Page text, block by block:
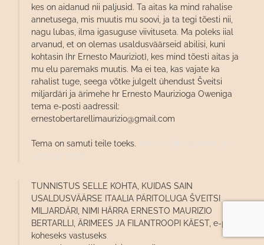
kes on aidanud nii paljusid. Ta aitas ka mind rahalise
annetusega, mis muutis mu soovi, ja ta tegi tõesti nii,
nagu lubas, ilma igasuguse viivituseta. Ma poleks iial
arvanud, et on olemas usaldusväärseid abilisi, kuni
kohtasin {hr Ernesto Mauriziot}, kes mind tõesti aitas ja
mu elu paremaks muutis. Ma ei tea, kas vajate ka
rahalist tuge, seega võtke julgelt ühendust Šveitsi
miljardäri ja ärimehe hr Ernesto Maurizioga Oweniga
tema e-posti aadressil:
ernestobertarellimaurizio@gmail.com
Tema on samuti teile toeks.
TUNNISTUS SELLE KOHTA, KUIDAS SAIN
USALDUSVÄÄRSE ITAALIA PÄRITOLUGA ŠVEITSI
MILJARDÄRI, NIMI HÄRRA ERNESTO MAURIZIO
BERTARLLI, ÄRIMEES JA FILANTROOPI KÄEST, e-post
koheseks vastuseks